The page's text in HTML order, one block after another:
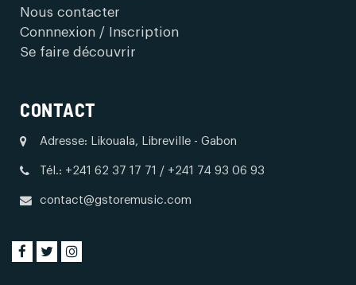
Nous contacter
Connnexion / Inscription
Se faire découvrir
CONTACT
Adresse: Likouala, Libreville - Gabon
Tél.: +241 62 37 17 71 / +241 74 93 06 93
contact@gstoremusic.com